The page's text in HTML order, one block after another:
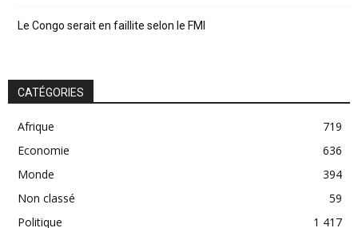
Le Congo serait en faillite selon le FMI
CATÉGORIES
Afrique
719
Economie
636
Monde
394
Non classé
59
Politique
1 417